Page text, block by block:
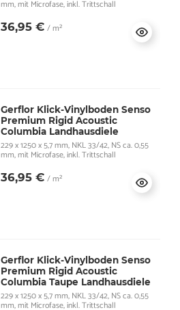
mm, mit Microfase, inkl. Trittschall
36,95 € / m²
Gerflor Klick-Vinylboden Senso
Premium Rigid Acoustic
Columbia Landhausdiele
229 x 1250 x 5,7 mm, NKL 33/42, NS ca. 0,55
mm, mit Microfase, inkl. Trittschall
36,95 € / m²
Gerflor Klick-Vinylboden Senso
Premium Rigid Acoustic
Columbia Taupe Landhausdiele
229 x 1250 x 5,7 mm, NKL 33/42, NS ca. 0,55
mm, mit Microfase, inkl. Trittschall